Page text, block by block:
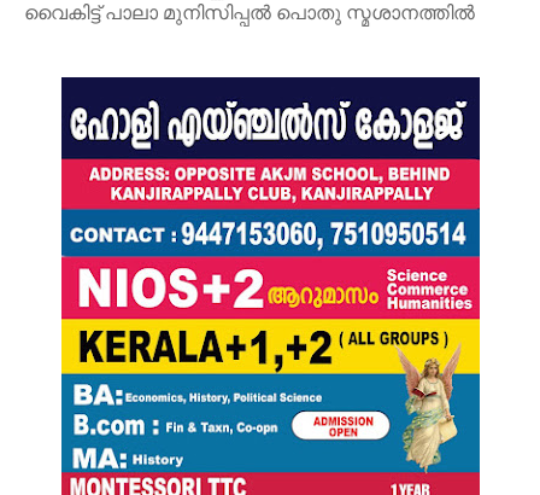
വൈകിട്ട് പാലാ മുനിസിപ്പൽ പൊതു സ്മശാനത്തിൽ